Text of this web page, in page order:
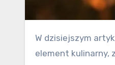
W dzisiejszym artykule przyjrzymy się bliżej tematowi gęsiny – delikatnego i tłustego mięsa pochodzącego z gęsi. Gęsina od wieków stanowiła istotny
element kulinarny,